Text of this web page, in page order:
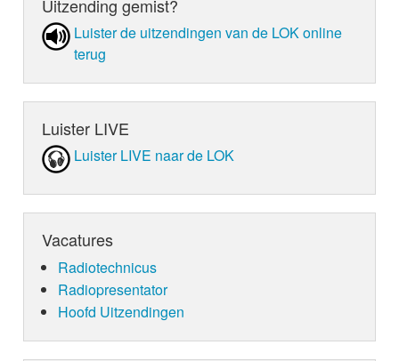
deze week LOKSCHIJF zijn.
Uitzending gemist?
Luister de uit­zen­din­gen van de LOK online
terug
Luister LIVE
Luister LIVE naar de LOK
Vacatures
Radiotechnicus
Radiopresentator
Hoofd Uitzendingen